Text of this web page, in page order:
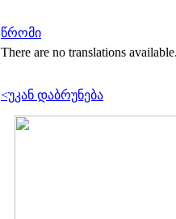
წრომი
There are no translations
<უკან დაბრუნება